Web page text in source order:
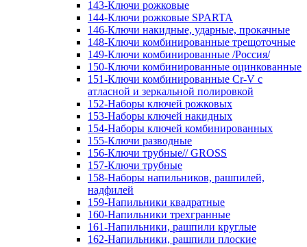
143-Ключи рожковые
144-Ключи рожковые SPARTA
146-Ключи накидные, ударные, прокачные
148-Ключи комбинированные трещоточные
149-Ключи комбинированные /Россия/
150-Ключи комбинированные оцинкованные
151-Ключи комбинированные Cr-V с
атласной и зеркальной полировкой
152-Наборы ключей рожковых
153-Наборы ключей накидных
154-Наборы ключей комбинированных
155-Ключи разводные
156-Ключи трубные// GROSS
157-Ключи трубные
158-Наборы напильников, рашпилей,
надфилей
159-Напильники квадратные
160-Напильники трехгранные
161-Напильники, рашпили круглые
162-Напильники, рашпили плоские